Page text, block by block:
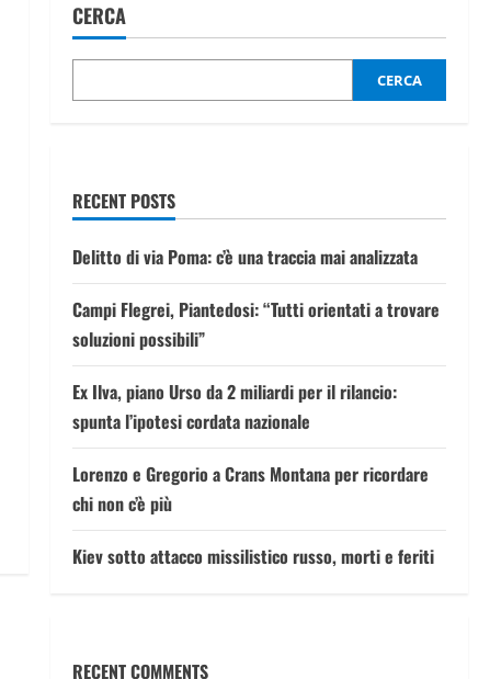
CERCA
CERCA
RECENT POSTS
Delitto di via Poma: c’è una traccia mai analizzata
Campi Flegrei, Piantedosi: “Tutti orientati a trovare
soluzioni possibili”
Ex Ilva, piano Urso da 2 miliardi per il rilancio:
spunta l’ipotesi cordata nazionale
Lorenzo e Gregorio a Crans Montana per ricordare
chi non c’è più
Kiev sotto attacco missilistico russo, morti e feriti
RECENT COMMENTS